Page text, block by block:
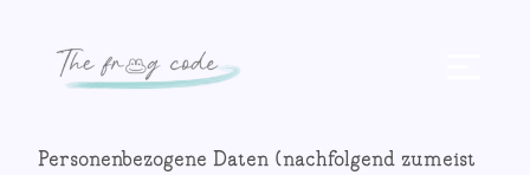
Inhalt
springen
Personenbezogene Daten (nachfolgend zumeist